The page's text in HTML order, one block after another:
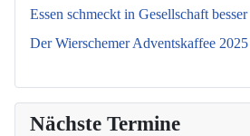
Essen schmeckt in Gesellschaft besser
Der Wierschemer Adventskaffee 2025
Nächste Termine